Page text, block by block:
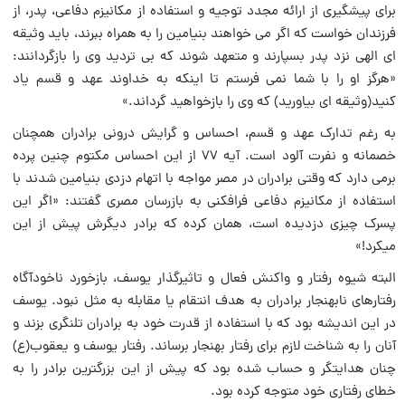
براى پیشگیرى از ارائه مجدد توجیه و استفاده از مکانیزم دفاعى، پدر، از
فرزندان خواست که اگر می خواهند بنیامین را به همراه ببرند، باید وثیقه
اى الهى نزد پدر بسپارند و متعهد شوند که‌ بی تردید وى را بازگردانند:
«هرگز او را با شما نمی فرستم تا اینکه به خداوند عهد و قسم یاد
کنید(وثیقه اى بیاورید) که وى را بازخواهید گرداند.»
به رغم تدارک عهد و قسم، احساس و گرایش درونى برادران همچنان
خصمانه و نفرت آلود است. آیه ۷۷ از این احساس مکتوم چنین پرده
برمی دارد که وقتى برادران در مصر مواجه با اتهام دزدى بنیامین شدند با
استفاده از مکانیزم دفاعى فرافکنى به بازرسان مصرى گفتند: «اگر این
پسرک چیزى دزدیده است، همان کرده که برادر دیگرش پیش از این
میکرد!»
البته شیوه رفتار و واکنش فعال و تاثیرگذار یوسف، بازخورد ناخودآگاه
رفتارهاى نابهنجار برادران به هدف انتقام یا مقابله به مثل نبود. یوسف
در این اندیشه بود که با استفاده از قدرت خود به برادران تلنگرى بزند و
آنان را به شناخت لازم براى رفتار بهنجار برساند. رفتار یوسف و یعقوب‌(ع)
چنان هدایتگر و حساب شده بود که پیش از این‌ بزرگترین‌ برادر را به‌
خطاى رفتارى خود متوجه کرده بود.